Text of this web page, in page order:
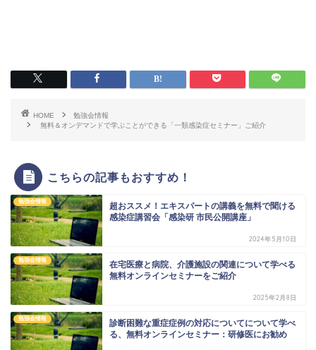
HOME
勉強会情報
無料＆オンデマンドで学ぶことができる「一類感染症セミナー」ご紹介
こちらの記事もおすすめ！
勉強会情報
超おススメ！エキスパートの講義を無料で聞ける
感染症講習会「感染研 市民公開講座」
2024年5月10日
勉強会情報
在宅医療と病院、介護施設の関連について学べる
無料オンラインセミナーをご紹介
2025年2月8日
勉強会情報
診断困難な重症症例の対応についてについて学べ
る、無料オンラインセミナー：研修医にお勧め